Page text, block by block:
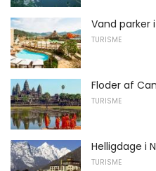
Vand parker
TURISME
Floder af
TURISME
Helligdage i
TURISME